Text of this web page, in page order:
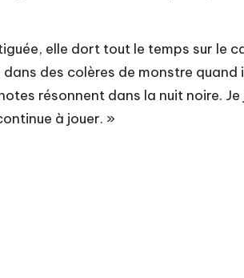
elle dort tout le temps sur le
des colères de monstre
résonnent dans la nuit noire.
à jouer. »